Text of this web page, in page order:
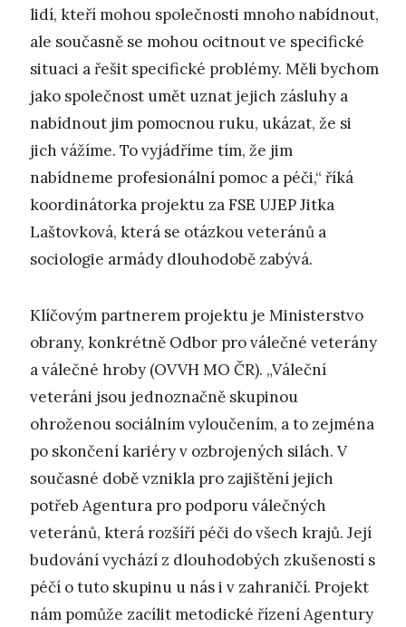
lidí, kteří mohou společnosti mnoho nabídnout,
ale současně se mohou ocitnout ve specifické
situaci a řešit specifické problémy. Měli bychom
jako společnost umět uznat jejich zásluhy a
nabídnout jim pomocnou ruku, ukázat, že si
jich vážíme. To vyjádříme tím, že jim
nabídneme profesionální pomoc a péči,“ říká
koordinátorka projektu za FSE UJEP Jitka
Laštovková, která se otázkou veteránů a
sociologie armády dlouhodobě zabývá.
Klíčovým partnerem projektu je Ministerstvo
obrany, konkrétně Odbor pro válečné veterány
a válečné hroby (OVVH MO ČR). „Váleční
veteráni jsou jednoznačně skupinou
ohroženou sociálním vyloučením, a to zejména
po skončení kariéry v ozbrojených silách. V
současné době vznikla pro zajištění jejich
potřeb Agentura pro podporu válečných
veteránů, která rozšíří péči do všech krajů. Její
budování vychází z dlouhodobých zkušeností s
péčí o tuto skupinu u nás i v zahraničí. Projekt
nám pomůže zacílit metodické řízení Agentury